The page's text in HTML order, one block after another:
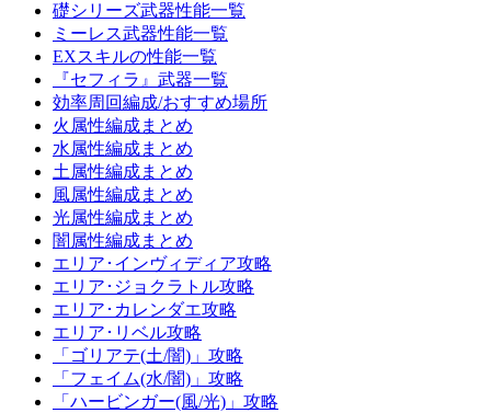
礎シリーズ武器性能一覧
ミーレス武器性能一覧
EXスキルの性能一覧
『セフィラ』武器一覧
効率周回編成/おすすめ場所
火属性編成まとめ
水属性編成まとめ
土属性編成まとめ
風属性編成まとめ
光属性編成まとめ
闇属性編成まとめ
エリア･インヴィディア攻略
エリア･ジョクラトル攻略
エリア･カレンダエ攻略
エリア･リベル攻略
「ゴリアテ(土/闇)」攻略
「フェイム(水/闇)」攻略
「ハービンガー(風/光)」攻略